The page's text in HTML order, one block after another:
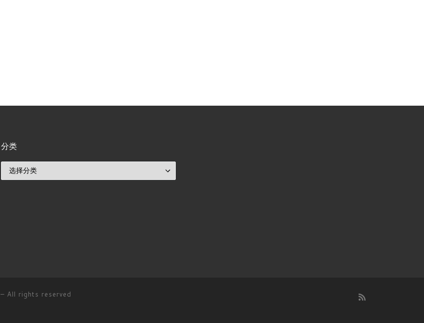
分类
– All rights reserved